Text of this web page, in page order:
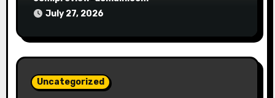
July 27, 2026
Uncategorized